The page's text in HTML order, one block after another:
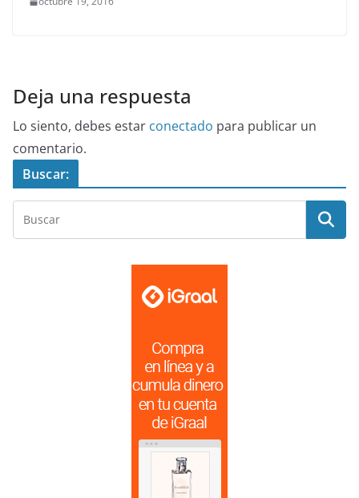
Deja una respuesta
Lo siento, debes estar conectado para publicar un
comentario.
Buscar: